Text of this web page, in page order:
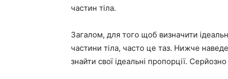
частин тіла.
Загалом, для того щоб визначити
частини тіла, часто це таз. Нижче
знайти свої ідеальні пропорції. Серйозно